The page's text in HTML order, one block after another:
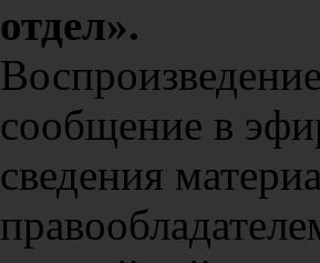
отдел».
сообщение в
сведения